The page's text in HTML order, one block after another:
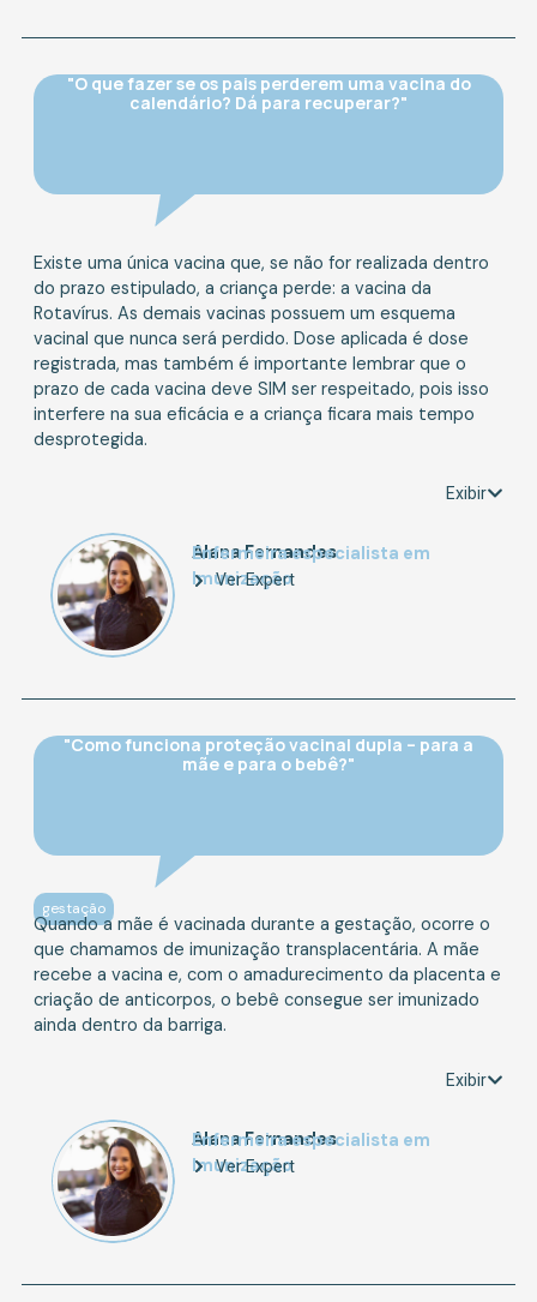
"O que fazer se os pais perderem uma vacina do
calendário? Dá para recuperar?"
Existe uma única vacina que, se não for realizada dentro
do prazo estipulado, a criança perde: a vacina da
Rotavírus. As demais vacinas possuem um esquema
vacinal que nunca será perdido. Dose aplicada é dose
registrada, mas também é importante lembrar que o
prazo de cada vacina deve SIM ser respeitado, pois isso
interfere na sua eficácia e a criança ficara mais tempo
desprotegida.
Exibir
Alana Fernandes
Enfermeira especialista em
Imunização
Ver Expert
"Como funciona proteção vacinal dupla – para a
mãe e para o bebê?"
gestação
Quando a mãe é vacinada durante a gestação, ocorre o
que chamamos de imunização transplacentária. A mãe
recebe a vacina e, com o amadurecimento da placenta e
criação de anticorpos, o bebê consegue ser imunizado
ainda dentro da barriga.
Exibir
Alana Fernandes
Enfermeira especialista em
Imunização
Ver Expert